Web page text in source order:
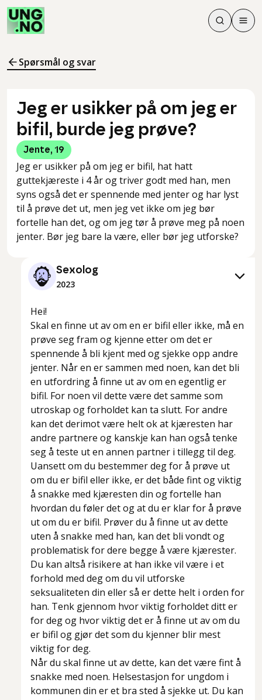
Søk
Søk
Meny
Spørsmål og svar
Jeg er usikker på om jeg er
bifil, burde jeg prøve?
Jente, 19
Jeg er usikker på om jeg er bifil, hat hatt
guttekjæreste i 4 år og triver godt med han, men
syns også det er spennende med jenter og har lyst
til å prøve det ut, men jeg vet ikke om jeg bør
fortelle han det, og om jeg tør å prøve meg på noen
jenter. Bør jeg bare la være, eller bør jeg utforske?
Sexolog
2023
Hei!
Skal en finne ut av om en er bifil eller ikke, må en
prøve seg fram og kjenne etter om det er
spennende å bli kjent med og sjekke opp andre
jenter. Når en er sammen med noen, kan det bli
en utfordring å finne ut av om en egentlig er
bifil. For noen vil dette være det samme som
utroskap og forholdet kan ta slutt. For andre
kan det derimot være helt ok at kjæresten har
andre partnere og kanskje kan han også tenke
seg å teste ut en annen partner i tillegg til deg.
Uansett om du bestemmer deg for å prøve ut
om du er bifil eller ikke, er det både fint og viktig
å snakke med kjæresten din og fortelle han
hvordan du føler det og at du er klar for å prøve
ut om du er bifil. Prøver du å finne ut av dette
uten å snakke med han, kan det bli vondt og
problematisk for dere begge å være kjærester.
Du kan altså risikere at han ikke vil være i et
forhold med deg om du vil utforske
seksualiteten din eller så er dette helt i orden for
han. Tenk gjennom hvor viktig forholdet ditt er
for deg og hvor viktig det er å finne ut av om du
er bifil og gjør det som du kjenner blir mest
viktig for deg.
Når du skal finne ut av dette, kan det være fint å
snakke med noen. Helsestasjon for ungdom i
kommunen din er et bra sted å sjekke ut. Du kan